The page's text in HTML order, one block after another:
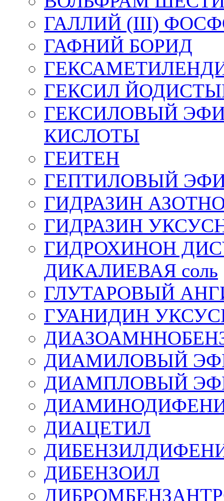
ГАЛЛИЙ (III)
ГАФНИЙ БОРИД
ГЕКСИЛ
ГЕКСИЛОВЫЙ
КИСЛОТЫ
ГЕИТЕН
ГЕПТИЛОВЫЙ
ГИДРАЗИН
ГИДРАЗИН
ГИДРОХИНОН
ДИКАЛИЕВАЯ соль
ГЛУТАРОВЫЙ
ГУАНИДИН
ДИАМИЛОВЫЙ
ДИАМПЛОВЫЙ
ДИАЦЕТИЛ
ДИБЕНЗОИЛ